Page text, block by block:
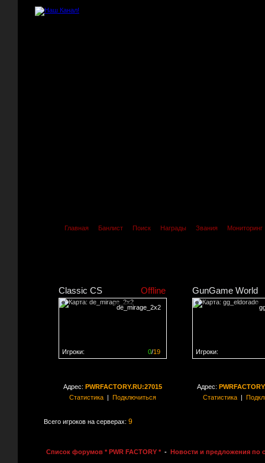
Главная Банлист Поиск Награды Звания Мониторинг
Classic CS Offline
de_mirage_2x2
0/19
Игроки:
GunGame World
Игроки:
Адрес: PWRFACTORY.RU:27015
Статистика| Подключиться
Адрес:
Статистика|
Всего игроков на серверах: 9
Список форумов * PWR FACTORY * - Новости и предложения по